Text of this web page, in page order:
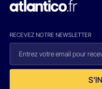
RECEVEZ NOTRE NEWSLETTER